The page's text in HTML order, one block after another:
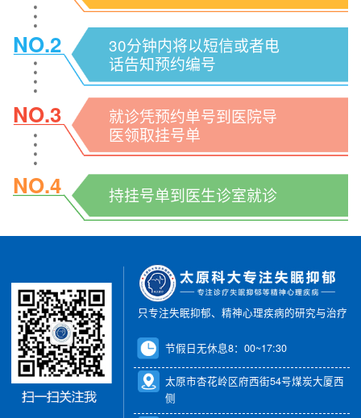
NO.2
30分钟内将以短信或者电
话告知预约编号
NO.3
就诊凭预约单号到医院导
医领取挂号单
NO.4 持挂号单到医生诊室就诊
只专注失眠抑郁、精神心理疾病的研究与治疗
节假日无休息8：00~17:30
太原市杏花岭区府西街54号煤炭大厦西
侧